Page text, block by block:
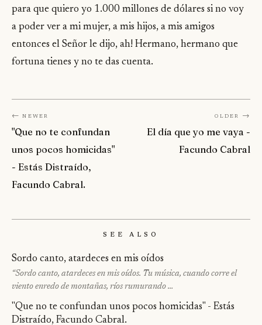
para que quiero yo 1.000 millones de dólares si no voy
a poder ver a mi mujer, a mis hijos, a mis amigos
entonces el Señor le dijo, ah! Hermano, hermano que
fortuna tienes y no te das cuenta.
← Newer
"Que no te confundan
unos pocos homicidas"
- Estás Distraído,
Facundo Cabral.
Older →
El día que yo me vaya -
Facundo Cabral
See Also
Sordo canto, atardeces en mis oídos
“Sordo canto, atardeces en mis oídos. Tu música, cuando corre el
viento enredo de montañas, ríos rumurando …
"Que no te confundan unos pocos homicidas" - Estás
Distraído, Facundo Cabral.